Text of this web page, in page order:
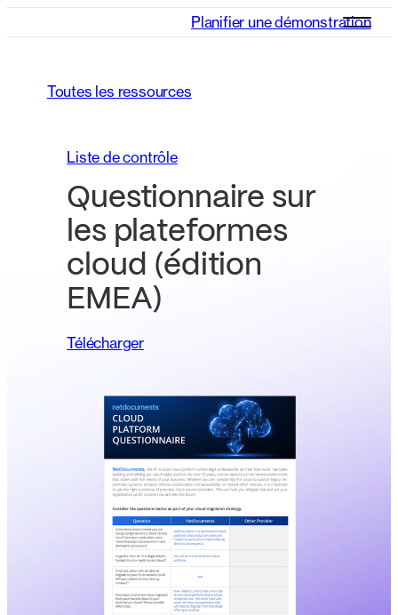
Planifier une démonstration
Toutes les ressources
Liste de contrôle
Questionnaire sur
les plateformes
cloud (édition
EMEA)
Télécharger